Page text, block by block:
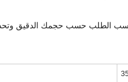
من 12 إلى 36 بوصة ولكن يمكن صنعها حسب